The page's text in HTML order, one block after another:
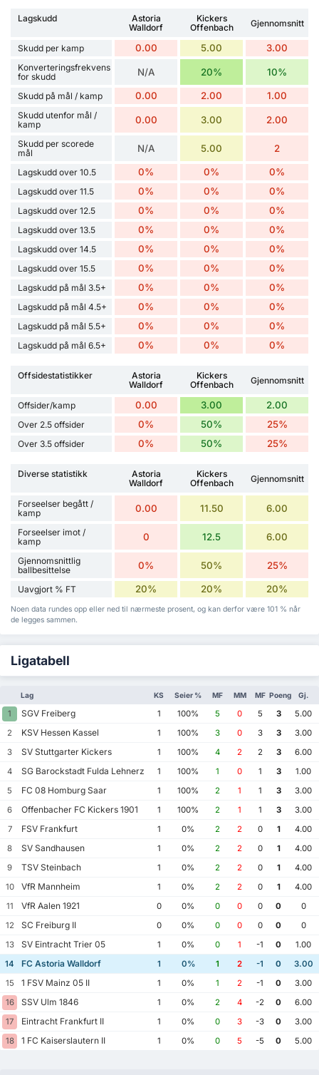
Lagskudd
Astoria
Walldorf
Kickers
Offenbach
Gjennomsnitt
Skudd per kamp 0.00 5.00 3.00
Konverteringsfrekvens
for skudd
N/A 20% 10%
Skudd på mål / kamp 0.00 2.00 1.00
Skudd utenfor mål /
kamp
0.00 3.00 2.00
Skudd per scorede
mål
N/A 5.00 2
Lagskudd over 10.5 0% 0% 0%
Lagskudd over 11.5 0% 0% 0%
Lagskudd over 12.5 0% 0% 0%
Lagskudd over 13.5 0% 0% 0%
Lagskudd over 14.5 0% 0% 0%
Lagskudd over 15.5 0% 0% 0%
Lagskudd på mål 3.5+ 0% 0% 0%
Lagskudd på mål 4.5+ 0% 0% 0%
Lagskudd på mål 5.5+ 0% 0% 0%
Lagskudd på mål 6.5+ 0% 0% 0%
Offsidestatistikker
Astoria
Walldorf
Kickers
Offenbach
Gjennomsnitt
Offsider/kamp 0.00 3.00 2.00
Over 2.5 offsider 0% 50% 25%
Over 3.5 offsider 0% 50% 25%
Diverse statistikk
Astoria
Walldorf
Kickers
Offenbach
Gjennomsnitt
Forseelser begått /
kamp
0.00 11.50 6.00
Forseelser imot /
kamp
0 12.5 6.00
Gjennomsnittlig
ballbesittelse
0% 50% 25%
Uavgjort % FT 20% 20% 20%
Noen data rundes opp eller ned til nærmeste prosent, og kan derfor være 101 % når
de legges sammen.
Ligatabell
Lag KS Seier % MF MM MF Poeng Gj.
1 SGV Freiberg 1 100% 5 0 5 3
5.00
2
KSV Hessen Kassel 1 100% 3 0 3 3
3.00
3
SV Stuttgarter Kickers 1 100% 4 2 2 3
6.00
4
SG Barockstadt Fulda Lehnerz 1 100% 1 0 1 3
1.00
5
FC 08 Homburg Saar 1 100% 2 1 1 3
3.00
6
Offenbacher FC Kickers 1901 1 100% 2 1 1 3
3.00
7
FSV Frankfurt 1 0% 2 2 0 1
4.00
8
SV Sandhausen 1 0% 2 2 0 1
4.00
9
TSV Steinbach 1 0% 2 2 0 1
4.00
10
VfR Mannheim 1 0% 2 2 0 1
4.00
11
VfR Aalen 1921 0 0% 0 0 0 0
0
12
SC Freiburg II 0 0% 0 0 0 0
0
13
SV Eintracht Trier 05 1 0% 0 1 -1 0
1.00
14
FC Astoria Walldorf 1 0% 1 2 -1 0
3.00
15
1 FSV Mainz 05 II 1 0% 1 2 -1 0
3.00
16
SSV Ulm 1846 1 0% 2 4 -2 0
6.00
17
Eintracht Frankfurt II 1 0% 0 3 -3 0
3.00
18
1 FC Kaiserslautern II 1 0% 0 5 -5 0 5.00